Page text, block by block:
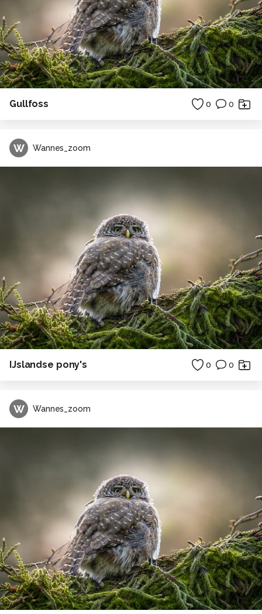
Gullfoss 0 0
W Wannes_zoom
IJslandse pony's 0 0
W Wannes_zoom